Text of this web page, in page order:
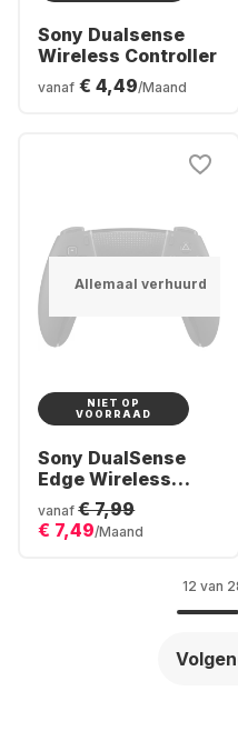
Sony Dualsense
Wireless Controller
vanaf € 4,49/Maand
Allemaal verhuurd
NIET OP
VOORRAAD
Sony DualSense
Edge Wireless
Controller
vanaf € 7,99
€ 7,49/Maand
12 van